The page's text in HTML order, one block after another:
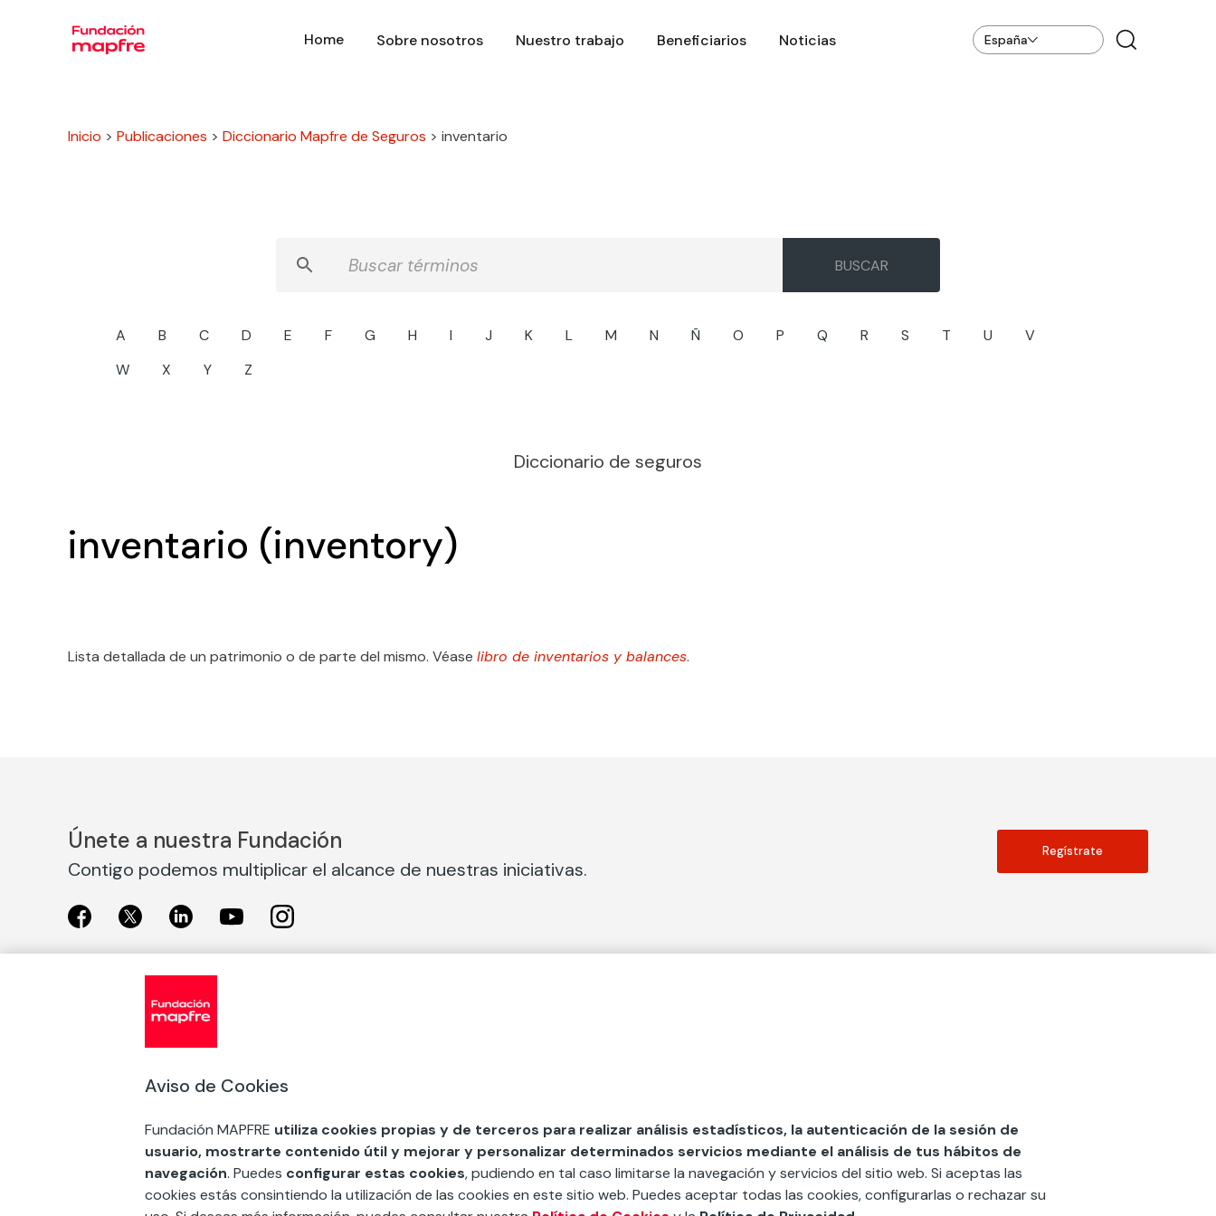
Home Sobre nosotros Nuestro trabajo Beneficiarios Noticias España
Inicio > Publicaciones > Diccionario Mapfre de Seguros > inventario
A B C D E F G H I J K L M N Ñ O P Q R S T U
V
W
X Y Z
Diccionario de seguros
inventario (inventory)
Lista detallada de un patrimonio o de parte del mismo. Véase libro de inventarios y balances.
Únete a nuestra Fundación
Contigo podemos multiplicar el alcance de nuestras iniciativas.
Regístrate
Exposiciones en Madrid
Exposiciones en Barcelona
COMPRAR ENTRADA
Premios y ayudas
FSE+
Nuestros Podcast
Sistema Interno de Información
Centro de Documentación
Red Ibérica Fundación Mapfre
Aviso de Cookies
Fundación MAPFRE utiliza cookies propias y de terceros para realizar análisis estadísticos, la autenticación de la sesión de
usuario, mostrarte contenido útil y mejorar y personalizar determinados servicios mediante el análisis de tus hábitos de
navegación. Puedes configurar estas cookies, pudiendo en tal caso limitarse la navegación y servicios del sitio web. Si aceptas las
cookies estás consintiendo la utilización de las cookies en este sitio web. Puedes aceptar todas las cookies, configurarlas o rechazar su